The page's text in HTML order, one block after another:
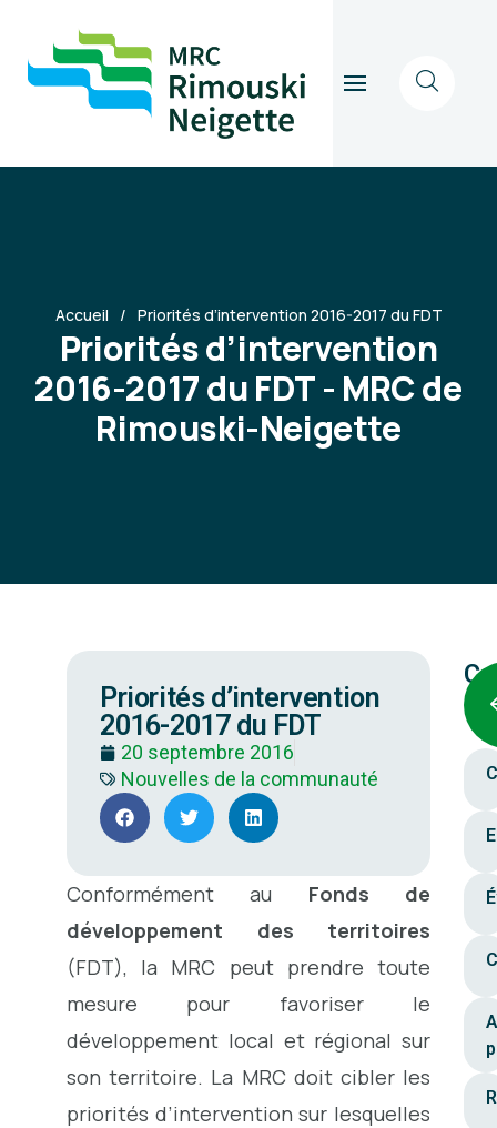
Accueil Priorités d’intervention 2016-2017 du FDT
Priorités d’intervention
2016-2017 du FDT - MRC de
Rimouski-Neigette
Priorités d’intervention
2016-2017 du FDT
20 septembre 2016
Nouvelles de la communauté
Conformément au Fonds de
développement des territoires
(FDT), la MRC peut prendre toute
mesure pour favoriser le
développement local et régional sur
son territoire. La MRC doit cibler les
priorités d’intervention sur lesquelles